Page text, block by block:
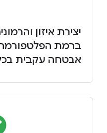
יצירת איזון
ברמת
אבטחה עקבית